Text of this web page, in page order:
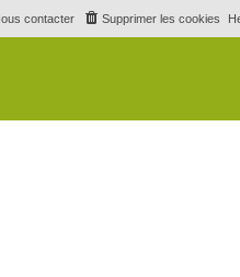
Supprimer les cookies
contacter